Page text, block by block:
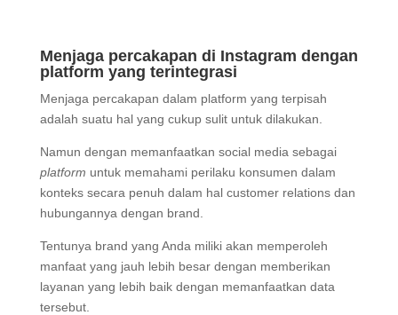
Menjaga percakapan di Instagram dengan
platform yang terintegrasi
Menjaga percakapan dalam platform yang terpisah
adalah suatu hal yang cukup sulit untuk dilakukan.
Namun dengan memanfaatkan social media sebagai
platform untuk memahami perilaku konsumen dalam
konteks secara penuh dalam hal customer relations dan
hubungannya dengan brand.
Tentunya brand yang Anda miliki akan memperoleh
manfaat yang jauh lebih besar dengan memberikan
layanan yang lebih baik dengan memanfaatkan data
tersebut.